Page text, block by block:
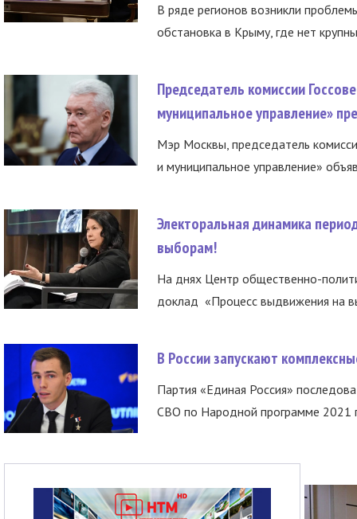
В ряде регионов возникли
обстановка в Крыму, где нет
Председатель комиссии
муниципальное управление»
Мэр Москвы, председатель
и муниципальное управление»
Электоральная динамика
выборам!
На днях Центр общественно-
доклад «Процесс выдвижения на
В России запускают
Партия «Единая Россия»
СВО по Народной программе 2021